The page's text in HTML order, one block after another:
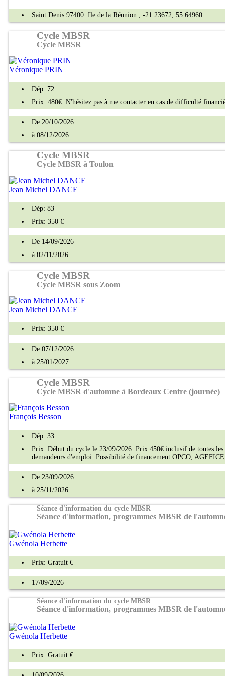
Saint Denis 97400. Ile de la Réunion., -21.23672, 55.64960
Cycle MBSR
Cycle MBSR
Véronique PRIN
Dép: 72
Prix: 480€. N'hésitez pas à me contacter en cas de difficulté
De 20/10/2026
à 08/12/2026
Cycle MBSR
Cycle MBSR à Toulon
Jean Michel DANCE
Dép: 83
Prix: 350 €
De 14/09/2026
à 02/11/2026
Cycle MBSR
Cycle MBSR sous Zoom
Jean Michel DANCE
Prix: 350 €
De 07/12/2026
à 25/01/2027
Cycle MBSR
Cycle MBSR d'automne à Bordeaux Centre (journée)
François Besson
Dép: 33
Prix: Début du cycle le 23/09/2026. Prix 450€ inclusif de toutes
demandeurs d'emploi. Possibilité de financement OPCO,
De 23/09/2026
à 25/11/2026
Séance d'information du cycle MBSR
Séance d'information, programmes MBSR de
Gwénola Herbette
Prix: Gratuit €
17/09/2026
Séance d'information du cycle MBSR
Séance d'information, programmes MBSR de
Gwénola Herbette
Prix: Gratuit €